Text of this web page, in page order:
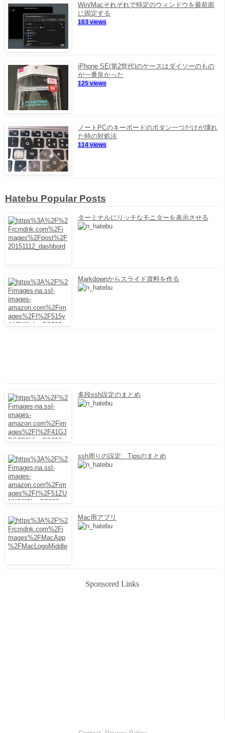
Win/Macそれぞれで特定のウィンドウを最前面
に固定する
163 views
iPhone SE(第2世代)のケースはダイソーのもの
が一番良かった
125 views
ノートPCのキーボードのボタン一つだけが壊れ
た時の対処法
114 views
Hatebu Popular Posts
ターミナルにリッチなモニターを表示させる
Markdownからスライド資料を作る
多段ssh設定のまとめ
ssh周りの設定、Tipsのまとめ
Mac用アプリ
Sponsored Links